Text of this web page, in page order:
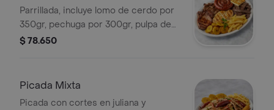
Parrillada, incluye lomo de cerdo por
350gr, pechuga por 300gr, pulpa de
res por 200gr, salchicha super
papa francesas.
$ 78.650
Picada Mixta
Picada con cortes en juliana y